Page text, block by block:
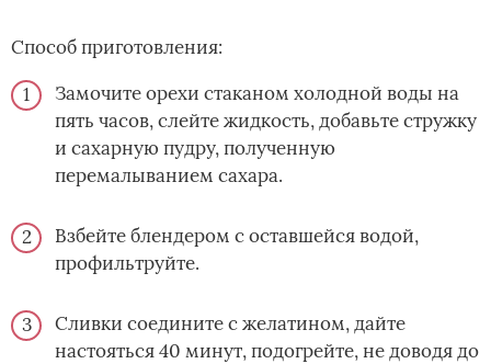
Способ приготовления:
Замочите орехи стаканом холодной воды на
пять часов, слейте жидкость, добавьте стружку
и сахарную пудру, полученную
перемалыванием сахара.
Взбейте блендером с оставшейся водой,
профильтруйте.
Сливки соедините с желатином, дайте
настояться 40 минут, подогрейте, не доводя до